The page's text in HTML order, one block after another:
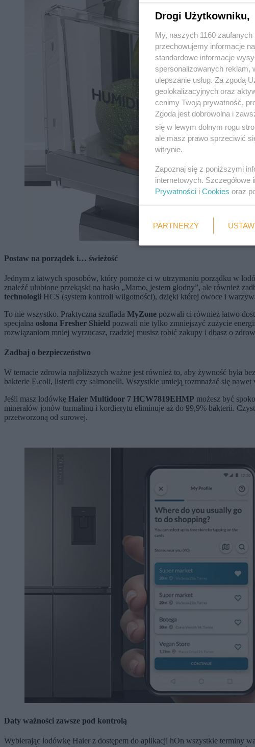
Postaw na porządek i… świeżość
Jednym z łatwych sposobów, który pomoże ci w utrzymaniu porządku w
znaleźć ulubione przekąski na hasło „Mamo, jestem głodny”, ale również
technologii HCS (system kontroli wilgotności), dzięki której owoce i
To nie wszystko. Praktyczna szuflada MyZone pozwali ci również łatwo
specjalna osłona Fresher Shield pozwali nie tylko zmniejszyć zużycie
rozwiązaniom mniej wyrzucasz, rzadziej musisz robić zakupy i dbasz o
Zadbaj o bezpieczeństwo
W temacie zdrowia najbliższych ważne jest również to, aby żywność była
bakterie E.coli, listerii czy salmonelli. Wszystkie umieją rozmnażać się
Jeśli masz lodówkę Haier Multidoor 7 HCW7819EHMP możesz być
minerałów jonów turmalinu i kordierytu eliminuje aż do 99,9% bakterii.
przetworzoną od surowej.
Daty ważności zawsze pod kontrolą
Wybierając lodówkę Haier z dostępem do aplikacji hOn wszystkie terminy
Drogi Użytkowniku,
My, naszych 1160
przechowujemy informacje
standardowe informacje
spersonalizowanych reklam,
ulepszanie usług. Za zgodą
geolokalizacyjnych oraz
cenimy Twoją prywatność,
Zgoda jest dobrowolna i
się w lewym dolnym rogu
ale masz prawo sprzeciwić
witrynie.
Zapoznaj się z poniższymi
internetowych.
Prywatności i Cookies oraz
PARTNERZY